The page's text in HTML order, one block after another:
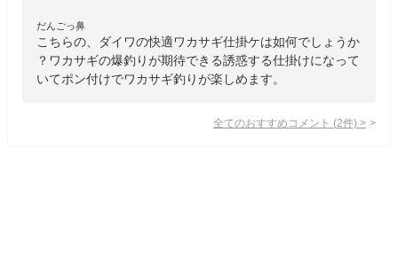
だんごっ鼻
こちらの、ダイワの快適ワカサギ仕掛ケは如何でしょうか
？ワカサギの爆釣りが期待できる誘惑する仕掛けになって
いてポン付けでワカサギ釣りが楽しめます。
全てのおすすめコメント (2件) >